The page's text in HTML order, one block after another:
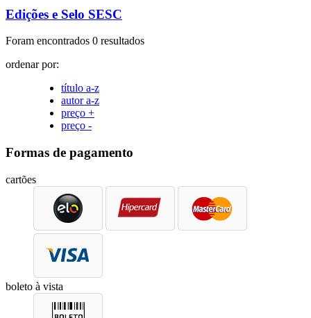
Edições e Selo SESC
Foram encontrados 0 resultados
ordenar por:
título a-z
autor a-z
preço +
preço -
Formas de pagamento
cartões
boleto à vista